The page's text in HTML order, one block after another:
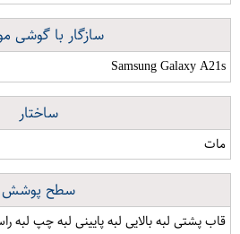
سازگار با گوشی
Samsung Galaxy A21s
ساختار
مات
سطح پوشش
قاب پشتی لبه بالایی لبه پایینی لبه چپ